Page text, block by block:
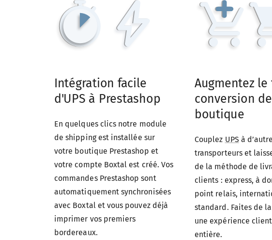
Intégration facile
d'UPS à Prestashop
En quelques clics notre module
de shipping est installée sur
votre boutique Prestashop et
votre compte Boxtal est créé. Vos
commandes Prestashop sont
automatiquement synchronisées
avec Boxtal et vous pouvez déjà
imprimer vos premiers
bordereaux.
Augmentez le
conversion
boutique
Couplez UPS à
transporteurs et
de la méthode de
clients : express, à
point relais,
standard. Faites de
une expérience
entière.